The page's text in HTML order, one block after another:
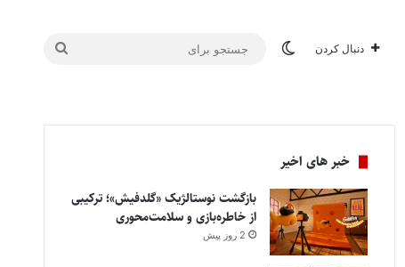
دنبال کردن تغییر پوسته
جستجو
خبر های اخیر
بازگشت نوستالژیک «گلدفیش»؛ ترکیبی
از خاطره‌بازی و سلامت‌محوری
2 روز پیش